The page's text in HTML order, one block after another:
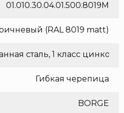
01.010.30.04.01.500.8019M
(RAL 8019 matt)
Гибкая черепица
BORGE